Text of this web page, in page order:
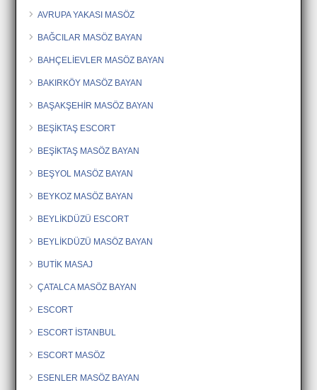
AVRUPA YAKASI MASÖZ
BAĞCILAR MASÖZ BAYAN
BAHÇELİEVLER MASÖZ BAYAN
BAKIRKÖY MASÖZ BAYAN
BAŞAKŞEHİR MASÖZ BAYAN
BEŞİKTAŞ ESCORT
BEŞİKTAŞ MASÖZ BAYAN
BEŞYOL MASÖZ BAYAN
BEYKOZ MASÖZ BAYAN
BEYLİKDÜZÜ ESCORT
BEYLİKDÜZÜ MASÖZ BAYAN
BUTİK MASAJ
ÇATALCA MASÖZ BAYAN
ESCORT
ESCORT İSTANBUL
ESCORT MASÖZ
ESENLER MASÖZ BAYAN